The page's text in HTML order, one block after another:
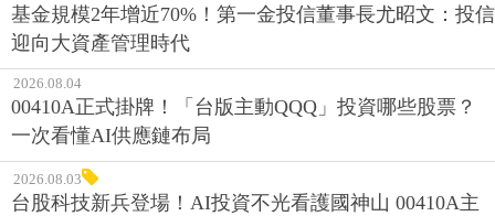
基金規模2年增近70%！第一金投信董事長尤昭文：投信
迎向大資產管理時代
2026.08.04
00410A正式掛牌！「台版主動QQQ」投資哪些股票？
一次看懂AI供應鏈布局
2026.08.03
台股科技新兵登場！AI投資不光看護國神山 00410A主